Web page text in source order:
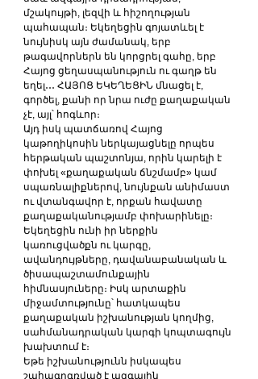
մշակույթի, լեզվի և հիշողության
պահապան։ Եկեղեցին գոյատևել է
նույնիսկ այն ժամանակ, երբ
թագավորներն են կորցրել գահը, երբ
Հայոց ցեղասպանություն ու գաղթ են
եղել․․․ ՀԱՅՈՑ ԵԿԵՂԵՑԻՆ մնացել է,
գործել, քանի որ նրա ուժը քաղաքական
չէ, այլ՝ հոգևոր։
Այդ իսկ պատճառով Հայոց
կաթողիկոսին ներկայացնելը որպես
հերթական պաշտոնյա, որին կարելի է
փոխել «քաղաքական ճնշմամբ» կամ
սպառնալիքներով, նույնքան անիմաստ
ու վտանգավոր է, որքան հավատը
քաղաքականությամբ փոխարինելը։
Եկեղեցին ունի իր ներքին
կառուցվածքն ու կարգը,
ավանդույթները, դավանաբանական և
ծիսապաշտամունքային
հիմնասյուները։ Իսկ արտաքին
միջամտությունը՝ հատկապես
քաղաքական իշխանության կողմից,
սահմանադրական կարգի կոպտագույն
խախտում է։
Եթե իշխանությունն իսկապես
շահագրգռված է ազգային